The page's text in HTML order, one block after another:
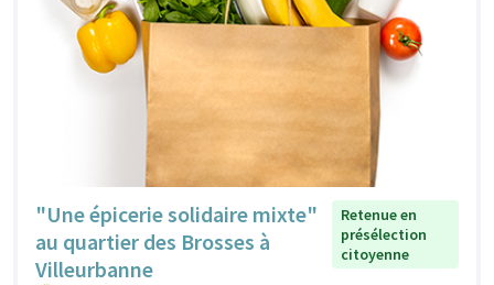
"Une épicerie solidaire mixte"
au quartier des Brosses à
Villeurbanne
Retenue en
présélection
citoyenne